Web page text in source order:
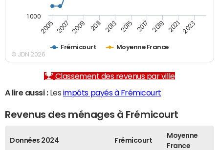
Frémicourt Moyenne France
2005 2007 2009 2011 2013 2015 2017 2019 2021 2023
1 000
© JDN 2026
Classement des revenus par ville
A lire aussi :Les impôts payés à Frémicourt
Revenus des ménages à Frémicourt
Données 2024 Frémicourt
Moyenne
France